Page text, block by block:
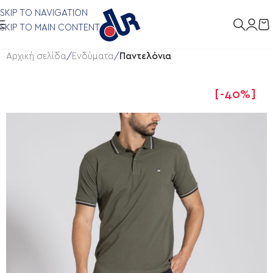
SKIP TO NAVIGATION
SKIP TO MAIN CONTENT
Αρχική σελίδα Ενδύματα Παντελόνια
-40%